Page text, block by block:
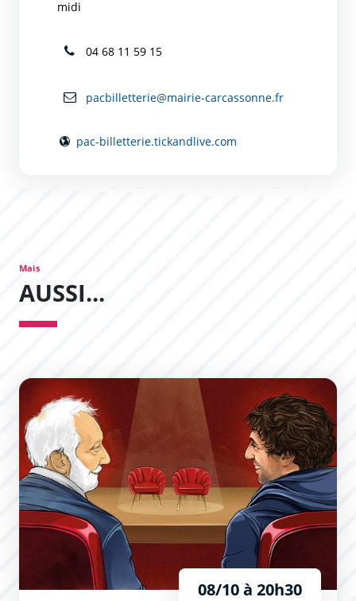
midi
04 68 11 59 15
pacbilletterie@mairie-carcassonne.fr
pac-billetterie.tickandlive.com
Mais
AUSSI...
L’Expérience Théâtrale
08/10 à 20h30